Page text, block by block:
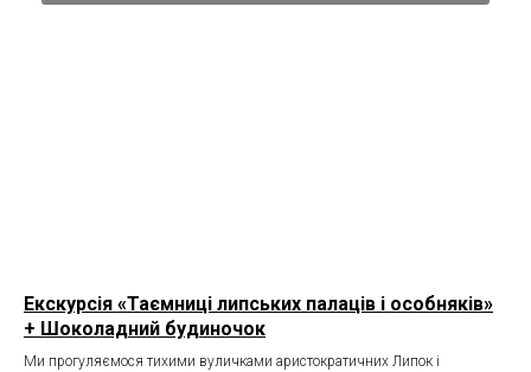
Екскурсія «Таємниці липських палаців і особняків»
+ Шоколадний будиночок
Ми прогуляємося тихими вуличками аристократичних Липок і